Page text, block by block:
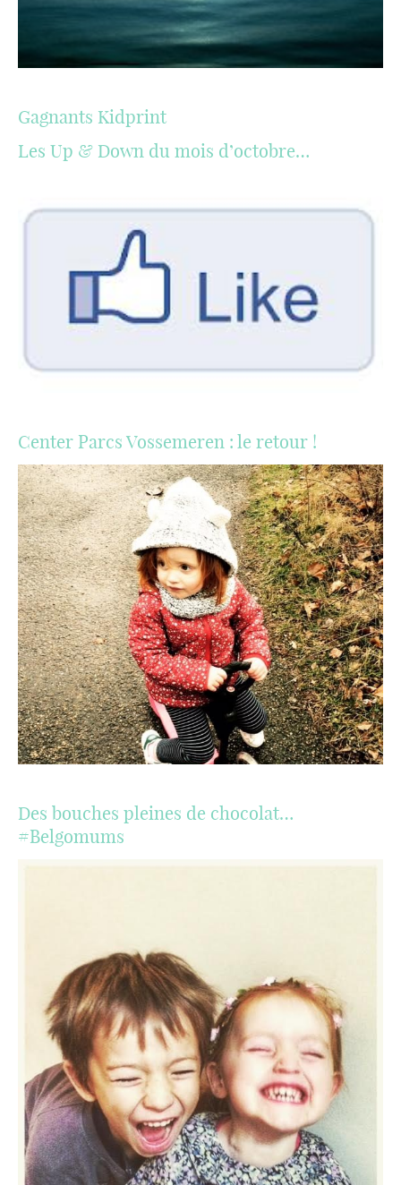
Gagnants Kidprint
Les Up & Down du mois d’octobre…
Center Parcs Vossemeren : le retour !
Des bouches pleines de chocolat…
#Belgomums